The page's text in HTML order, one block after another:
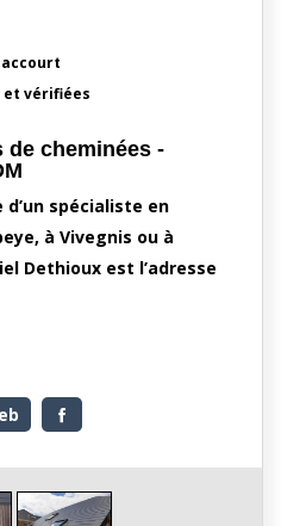
et vérifiées
de cheminées -
spécialiste en
à Vivegnis ou à
Dethioux est l’adresse